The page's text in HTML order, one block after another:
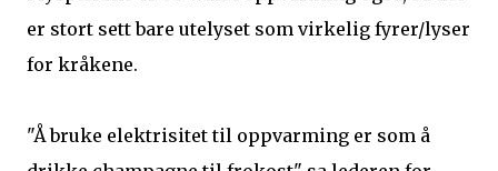
er stort sett bare utelyset som virkelig fyrer/lyser
for kråkene.
"Å bruke elektrisitet til oppvarming er som å